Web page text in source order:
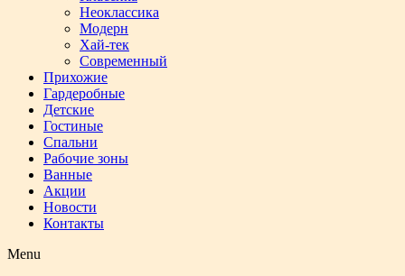
Неоклассика
Модерн
Хай-тек
Современный
Прихожие
Гардеробные
Детские
Гостиные
Спальни
Рабочие зоны
Ванные
Акции
Новости
Контакты
Menu